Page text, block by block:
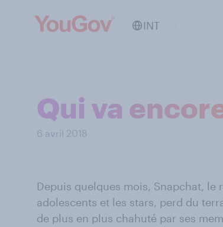
INT
Qui va
6 avril 2018
Depuis quelques mois, Snapchat, le
adolescents et les stars, perd du
de plus en plus chahuté par ses